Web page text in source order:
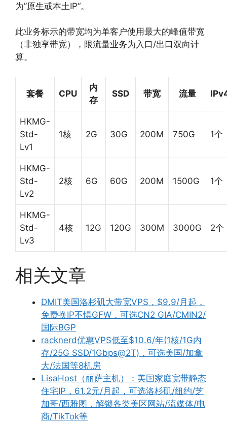
为”原生或本土IP“。
此业务标示的带宽均为单客户使用最大的峰值带宽
（非独享带宽），限流量业务为入口/出口双向计
算。
套餐 CPU
内
存
SSD 带宽 流量
HKMG-
Std-
Lv1
1核 2G 30G 200M 750G 1个
HKMG-
Std-
Lv2
2核 6G 60G 200M 1500G 1个
HKMG-
Std-
Lv3
4核 12G 120G 300M 3000G 2个
相关文章
DMIT美国洛杉矶大带宽VPS，$9.9/月起，
免费换IP不惧GFW，可选CN2 GIA/CMIN2/
国际BGP
racknerd优惠VPS低至$10.6/年(1核/1G内
存/25G SSD/1Gbps@2T)，可选美国/加拿
大/法国等8机房
LisaHost（丽萨主机）：美国家庭宽带静态
住宅IP，61.2元/月起，可选洛杉矶/纽约/芝
加哥/西雅图，解锁各类美区网站/流媒体/电
商/TikTok等